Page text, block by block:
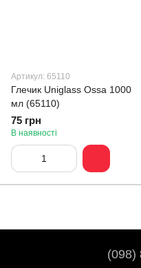
Артикул: 65110
Глечик Uniglass Ossa 1000
мл (65110)
75 грн
В наявності
(098)